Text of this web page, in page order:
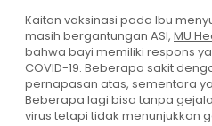
Kaitan vaksinasi pada Ibu
masih bergantungan ASI, MU
bahwa bayi memiliki respons
COVID-19. Beberapa sakit
pernapasan atas, sementara
Beberapa lagi bisa tanpa
virus tetapi tidak menunjukkan